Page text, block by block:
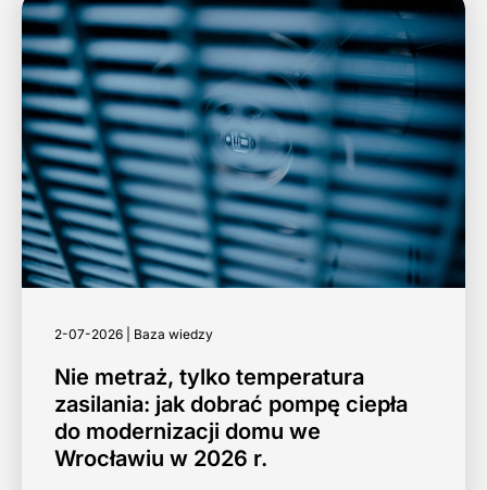
2-07-2026 | Baza wiedzy
Nie metraż, tylko temperatura
zasilania: jak dobrać pompę ciepła
do modernizacji domu we
Wrocławiu w 2026 r.